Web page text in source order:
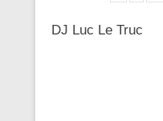
DJ Luc Le Truc